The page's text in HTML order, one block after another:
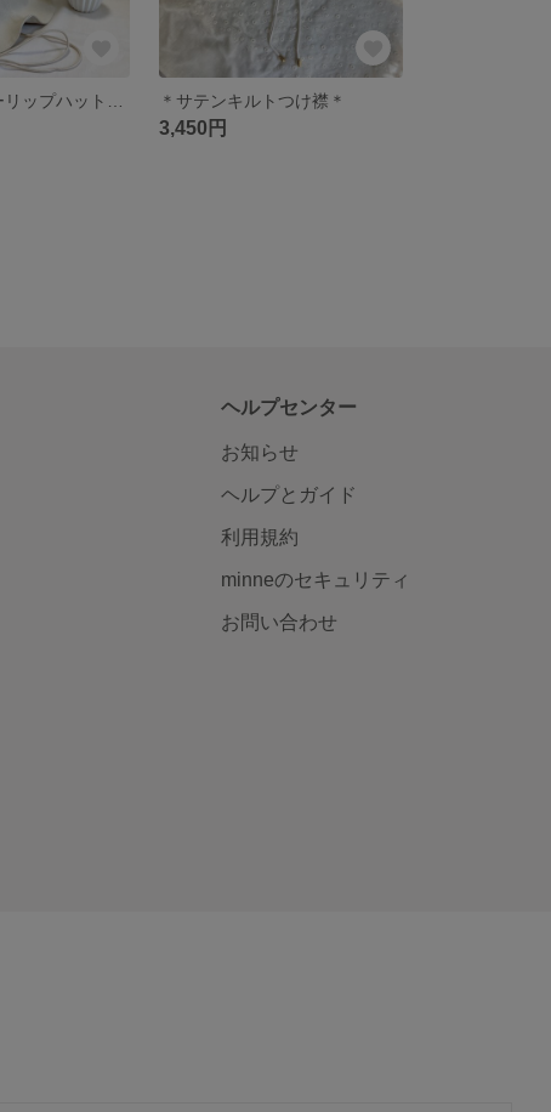
＊サテンキルトつけ襟＊
3,450円
ヘルプセンター
お知らせ
ヘルプとガイド
利用規約
minneのセキュリティ
お問い合わせ